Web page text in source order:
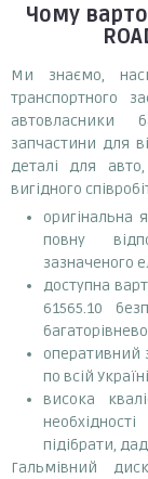
Чому
Ми знаємо,
транспортного
автовласники
запчастини для
деталі для
вигідного
оригінальна
повну
зазначеного
доступна
61565.10
оперативний
по всій
висока
підібрати,
Гальмівний